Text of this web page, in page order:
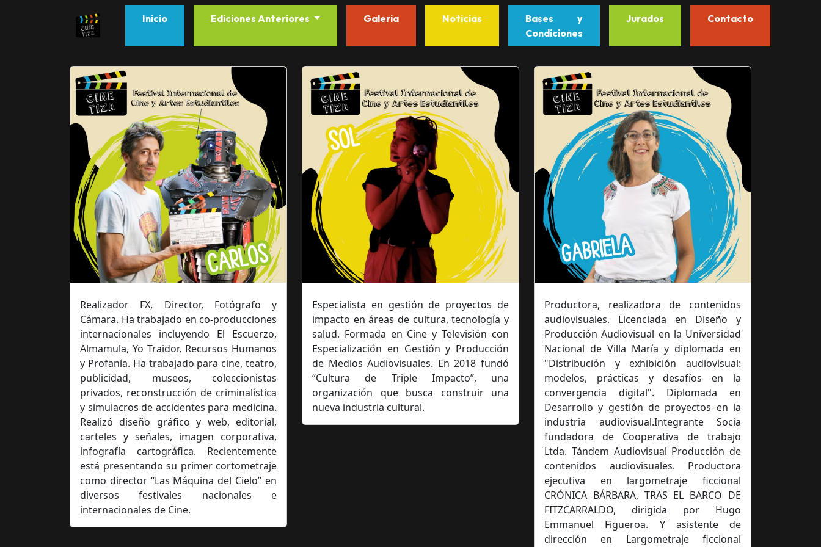
Inicio Ediciones Anteriores Galeria Noticias
Bases y
Condiciones
Jurados Contacto
Realizador FX, Director, Fotógrafo y
Cámara. Ha trabajado en co-producciones
internacionales incluyendo El Escuerzo,
Almamula, Yo Traidor, Recursos Humanos
y Profanía. Ha trabajado para cine, teatro,
publicidad, museos, coleccionistas
privados, reconstrucción de criminalística
y simulacros de accidentes para medicina.
Realizó diseño gráfico y web, editorial,
carteles y señales, imagen corporativa,
infografía cartográfica. Recientemente
está presentando su primer cortometraje
como director “Las Máquina del Cielo” en
diversos festivales nacionales e
internacionales de Cine.
Especialista en gestión de proyectos de
impacto en áreas de cultura, tecnología y
salud. Formada en Cine y Televisión con
Especialización en Gestión y Producción
de Medios Audiovisuales. En 2018 fundó
“Cultura de Triple Impacto”, una
organización que busca construir una
nueva industria cultural.
Productora, realizadora de contenidos
audiovisuales. Licenciada en Diseño y
Producción Audiovisual en la Universidad
Nacional de Villa María y diplomada en
"Distribución y exhibición audiovisual:
modelos, prácticas y desafíos en la
convergencia digital". Diplomada en
Desarrollo y gestión de proyectos en la
industria audiovisual.Integrante Socia
fundadora de Cooperativa de trabajo
Ltda. Tándem Audiovisual Producción de
contenidos audiovisuales. Productora
ejecutiva en largometraje ficcional
CRÓNICA BÁRBARA, TRAS EL BARCO DE
FITZCARRALDO, dirigida por Hugo
Emmanuel Figueroa. Y asistente de
dirección en Largometraje ficcional